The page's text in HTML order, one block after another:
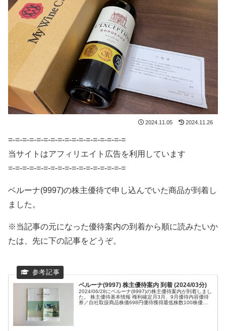
2024.11.05 2024.11.26
=-=-=-=-=-=-=-=-=-=-=-=-=-=-=-=-=
当サイトはアフィリエイト広告を利用しています
=-=-=-=-=-=-=-=-=-=-=-=-=-=-=-=-=
ベルーナ(9997)の株主優待で申し込んでいた商品が到着し
ました。
※当記事の元になった優待案内の到着から順に読みたいか
たは、先に下の記事をどうぞ。
ベルーナ(9997) 株主優待案内 到着 (2024/03分)
2024/06/28にベルーナ(9997)の株主優待案内が到着しまし
た。 株主優待基本情報 権利確定月3月、9月優待内容優待
券／自社取扱商品株価698円優待獲得最低株数100株優待